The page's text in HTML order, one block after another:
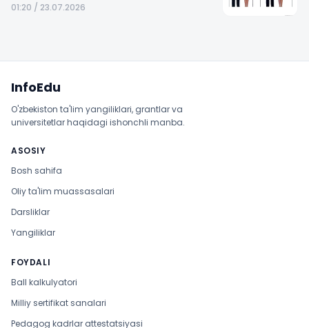
01:20 / 23.07.2026
InfoEdu
O'zbekiston ta'lim yangiliklari, grantlar va
universitetlar haqidagi ishonchli manba.
ASOSIY
Bosh sahifa
Oliy ta'lim muassasalari
Darsliklar
Yangiliklar
FOYDALI
Ball kalkulyatori
Milliy sertifikat sanalari
Pedagog kadrlar attestatsiyasi